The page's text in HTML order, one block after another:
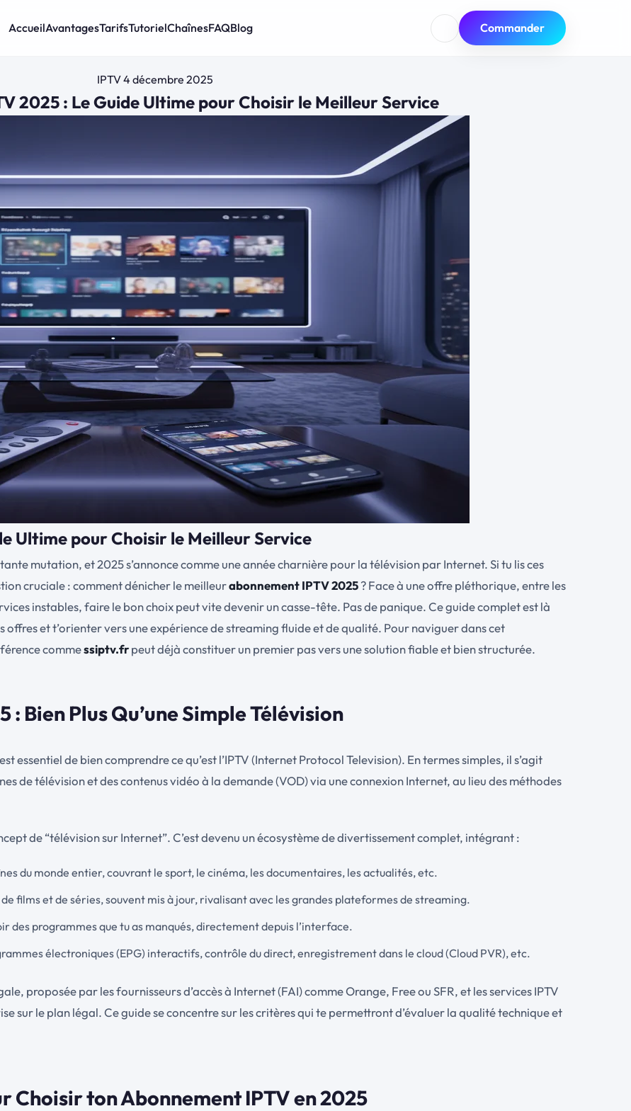
AccueilAvantagesTarifsTutorielChaînesFAQBlog Commander
IPTV4 décembre 2025
2025 : Le Guide Ultime pour Choisir le Meilleur Service
Ultime pour Choisir le Meilleur Service
mutation, et 2025 s’annonce comme une année charnière pour la télévision par Internet. Si tu lis ces
cruciale : comment dénicher le meilleurabonnement IPTV 2025? Face à une offre pléthorique, entre les
instables, faire le bon choix peut vite devenir un casse-tête. Pas de panique. Ce guide complet est là
offres et t’orienter vers une expérience de streaming fluide et de qualité. Pour naviguer dans cet
commessiptv.frpeut déjà constituer un premier pas vers une solution fiable et bien structurée.
: Bien Plus Qu’une Simple Télévision
essentiel de bien comprendre ce qu’est l’IPTV (Internet Protocol Television). En termes simples, il s’agit
de télévision et des contenus vidéo à la demande (VOD) via une connexion Internet, au lieu des méthodes
de “télévision sur Internet”. C’est devenu un écosystème de divertissement complet, intégrant :
du monde entier, couvrant le sport, le cinéma, les documentaires, les actualités, etc.
films et de séries, souvent mis à jour, rivalisant avec les grandes plateformes de streaming.
des programmes que tu as manqués, directement depuis l’interface.
électroniques (EPG) interactifs, contrôle du direct, enregistrement dans le cloud (Cloud PVR), etc.
proposée par les fournisseurs d’accès à Internet (FAI) comme Orange, Free ou SFR, et les services IPTV
sur le plan légal. Ce guide se concentre sur les critères qui te permettront d’évaluer la qualité technique et
Choisir ton Abonnement IPTV en 2025